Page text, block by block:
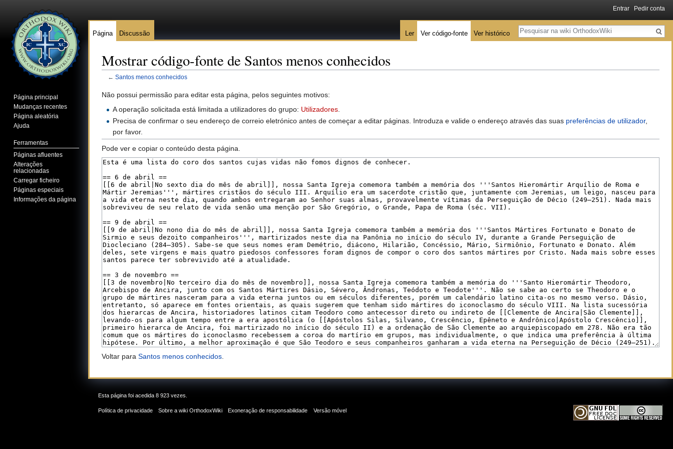
Mostrar código-fonte de Santos menos conhecidos
← Santos menos conhecidos
Não possui permissão para editar esta página, pelos seguintes motivos:
A operação solicitada está limitada a utilizadores do grupo: Utilizadores
Precisa de confirmar o seu endereço de correio eletrónico antes de começar a editar páginas. Introduza e valide o endereço através das suas preferências de utilizador,
por favor.
Pode ver e copiar o conteúdo desta página.
Voltar para Santos menos conhecidos.
Entrar Pedir conta
Página Discussão Ler Ver código-fonte Ver histórico
Pesquisa
Página principal
Mudanças recentes
Página aleatória
Ajuda
Ferramentas
Páginas afluentes
Alterações
relacionadas
Carregar ficheiro
Páginas especiais
Informações da página
Esta página foi acedida 8 923 vezes.
Política de privacidade Sobre a wiki OrthodoxWiki Exoneração de responsabilidade Versão móvel